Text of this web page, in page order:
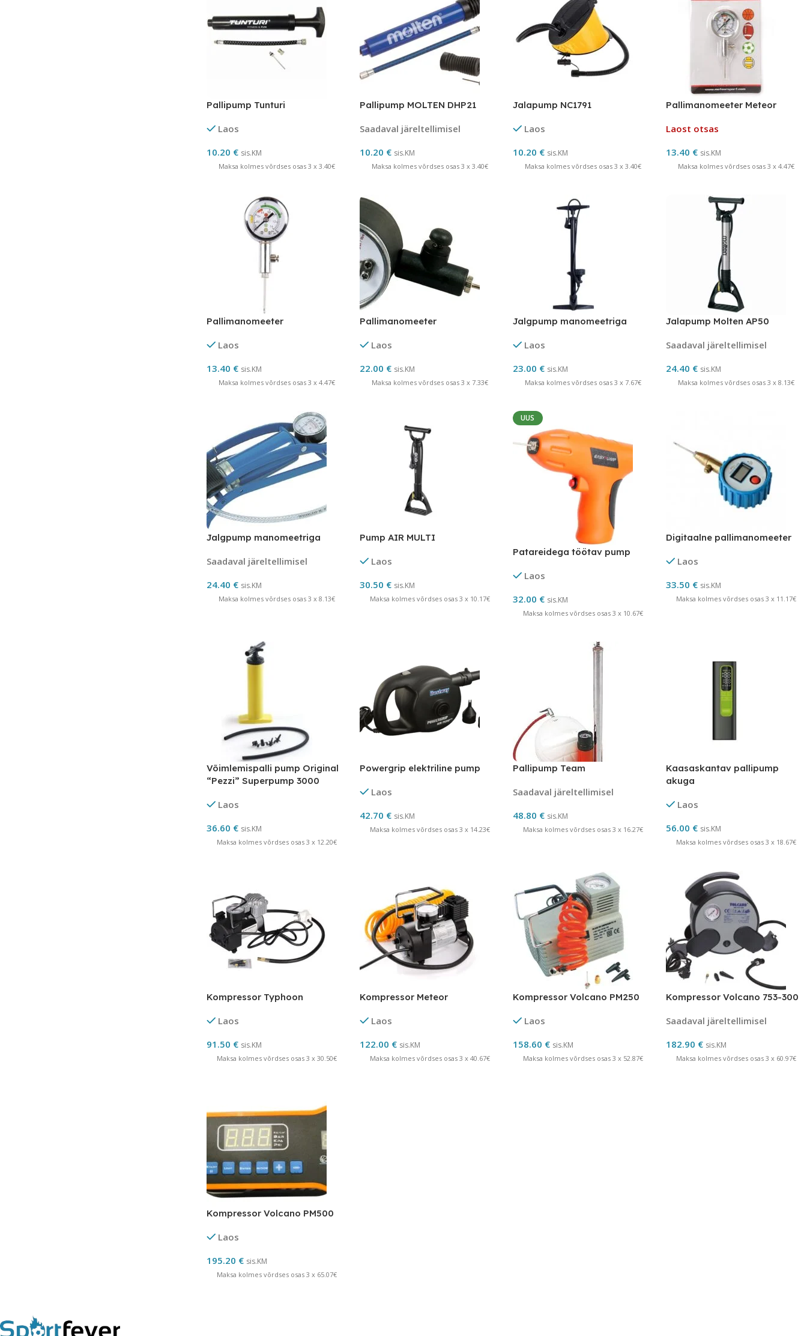
Pallipump Tunturi
Laos
10.20 € sis.KM
Maksa kolmes võrdses osas 3 x 3.40€
Pallipump MOLTEN DHP21
Saadaval järeltellimisel
10.20 € sis.KM
Maksa kolmes võrdses osas 3 x 3.40€
Jalapump NC1791
Laos
10.20 € sis.KM
Maksa kolmes võrdses osas 3 x 3.40€
Pallimanomeeter Meteor
Laost otsas
13.40 € sis.KM
Maksa kolmes võrdses osas 3 x 4.47€
Pallimanomeeter
Laos
13.40 € sis.KM
Maksa kolmes võrdses osas 3 x 4.47€
Pallimanomeeter
Laos
22.00 € sis.KM
Maksa kolmes võrdses osas 3 x 7.33€
Jalgpump manomeetriga
Laos
23.00 € sis.KM
Maksa kolmes võrdses osas 3 x 7.67€
Jalapump Molten AP50
Saadaval järeltellimisel
24.40 € sis.KM
Maksa kolmes võrdses osas 3 x 8.13€
Jalgpump manomeetriga
Saadaval järeltellimisel
24.40 € sis.KM
Maksa kolmes võrdses osas 3 x 8.13€
Pump AIR MULTI
Laos
30.50 € sis.KM
Maksa kolmes võrdses osas 3 x 10.17€
UUS
Patareidega töötav pump
Laos
32.00 € sis.KM
Maksa kolmes võrdses osas 3 x 10.67€
Digitaalne pallimanomeeter
Laos
33.50 € sis.KM
Maksa kolmes võrdses osas 3 x 11.17€
Võimlemispalli pump Original
“Pezzi” Superpump 3000
Laos
36.60 € sis.KM
Maksa kolmes võrdses osas 3 x 12.20€
Powergrip elektriline pump
Laos
42.70 € sis.KM
Maksa kolmes võrdses osas 3 x 14.23€
Pallipump Team
Saadaval järeltellimisel
48.80 € sis.KM
Maksa kolmes võrdses osas 3 x 16.27€
Kaasaskantav pallipump
akuga
Laos
56.00 € sis.KM
Maksa kolmes võrdses osas 3 x 18.67€
Kompressor Typhoon
Laos
91.50 € sis.KM
Maksa kolmes võrdses osas 3 x 30.50€
Kompressor Meteor
Laos
122.00 € sis.KM
Maksa kolmes võrdses osas 3 x 40.67€
Kompressor Volcano PM250
Laos
158.60 € sis.KM
Maksa kolmes võrdses osas 3 x 52.87€
Kompressor Volcano 753-300
Saadaval järeltellimisel
182.90 € sis.KM
Maksa kolmes võrdses osas 3 x 60.97€
Kompressor Volcano PM500
Laos
195.20 € sis.KM
Maksa kolmes võrdses osas 3 x 65.07€